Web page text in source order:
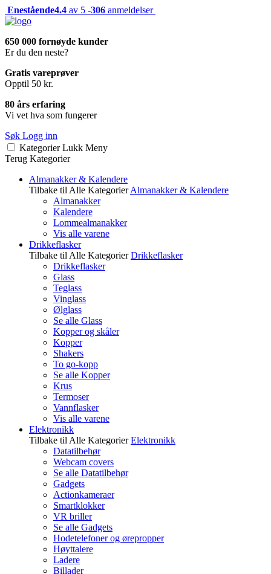
Enestående4.4 av 5 -306 anmeldelser
650 000 fornøyde kunder
Er du den neste?
Gratis vareprøver
Opptil 50 kr.
80 års erfaring
Vi vet hva som fungerer
Søk Logg inn
Kategorier Lukk Meny
Terug Kategorier
Almanakker & Kalendere
Tilbake til Alle Kategorier Almanakker & Kalendere
Almanakker
Kalendere
Lommealmanakker
Vis alle varene
Drikkeflasker
Tilbake til Alle Kategorier Drikkeflasker
Drikkeflasker
Glass
Teglass
Vinglass
Ølglass
Se alle Glass
Kopper og skåler
Kopper
Shakers
To go-kopp
Se alle Kopper
Krus
Termoser
Vannflasker
Vis alle varene
Elektronikk
Tilbake til Alle Kategorier Elektronikk
Datatilbehør
Webcam covers
Se alle Datatilbehør
Gadgets
Actionkameraer
Smartklokker
VR briller
Se alle Gadgets
Hodetelefoner og ørepropper
Høyttalere
Ladere
Billader